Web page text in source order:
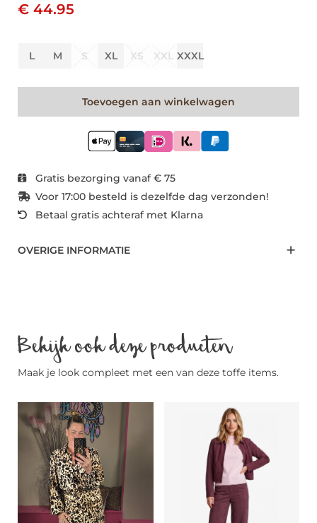
€ 44.95
L M S XL XS XXL XXXL
Toevoegen aan winkelwagen
Gratis bezorging vanaf € 75
Voor 17:00 besteld is dezelfde dag verzonden!
Betaal gratis achteraf met Klarna
OVERIGE INFORMATIE
Bekijk ook deze producten
Maak je look compleet met een van deze toffe items.